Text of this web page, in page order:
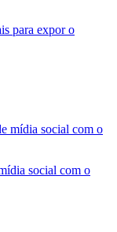
para expor o
social com o